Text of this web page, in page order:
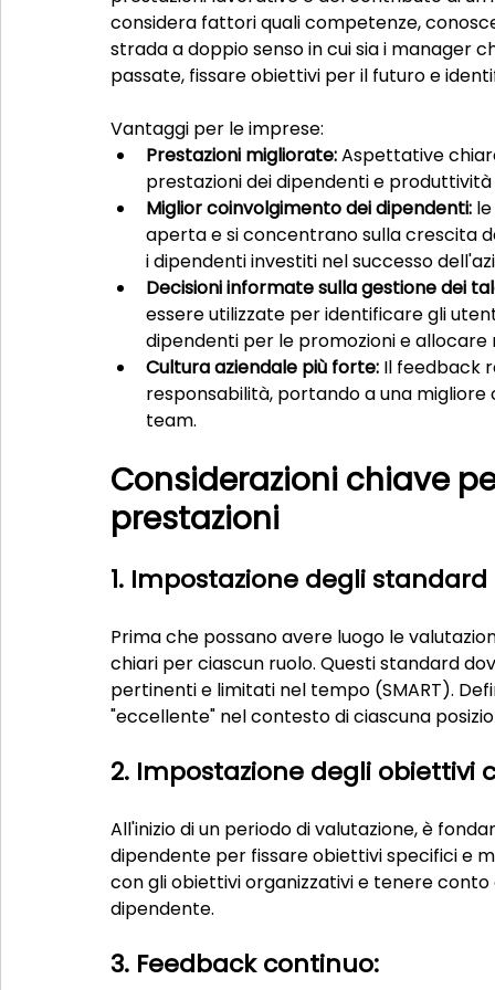
considera fattori quali competenze,
strada a doppio senso in cui sia i manager
passate, fissare obiettivi per il futuro e
Vantaggi per le imprese:
Prestazioni migliorate: Aspettative
prestazioni dei dipendenti e
Miglior coinvolgimento dei dipendenti:
aperta e si concentrano sulla crescita
i dipendenti investiti nel successo
Decisioni informate sulla gestione dei
essere utilizzate per identificare gli
dipendenti per le promozioni e
Cultura aziendale più forte: Il feedback
responsabilità, portando a una
team.
Considerazioni chiave
prestazioni
1. Impostazione degli
Prima che possano avere luogo le
chiari per ciascun ruolo. Questi standard
pertinenti e limitati nel tempo (SMART).
"eccellente" nel contesto di ciascuna
2. Impostazione degli obiettivi
All'inizio di un periodo di valutazione, è
dipendente per fissare obiettivi specifici e
con gli obiettivi organizzativi e tenere
dipendente.
3. Feedback continuo: